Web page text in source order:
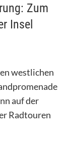
Zum
Insel
westlichen
auf der
Radtouren